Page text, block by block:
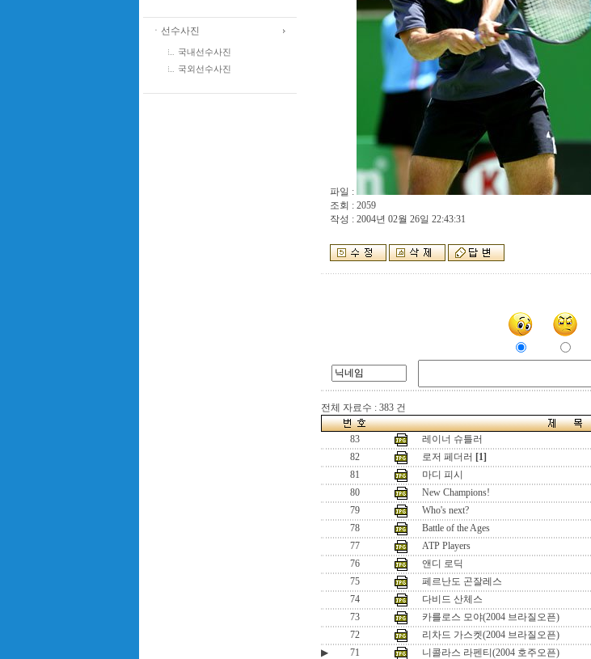
ㆍ선수사진
국내선수사진
국외선수사진
파일 :
조회 : 2059
작성 : 2004년 02월 26일 22:43:31
전체 자료수 : 383 건
83 레이너 슈틀러
82
로저 페더러 [1]
81
마디 피시
80
New Champions!
79
Who's next?
78
Battle of the Ages
77
ATP Players
76
앤디 로딕
75
페르난도 곤잘레스
74
다비드 산체스
73
카를로스 모야(2004 브라질오픈)
72
리차드 가스켓(2004 브라질오픈)
▶
71 니콜라스 라펜티(2004 호주오픈)